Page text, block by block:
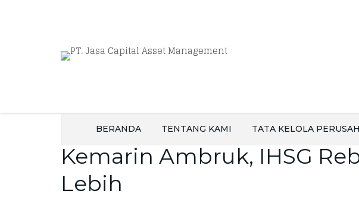
BERANDA TENTANG KAMI TATA KELOLA
Kemarin Ambruk, IHSG
Lebih